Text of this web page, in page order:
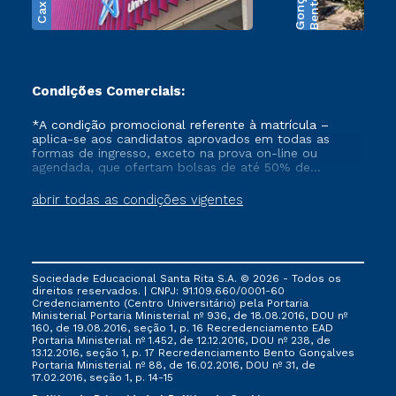
B
e
n
t
o
G
o
n
ç
a
l
v
e
Condições Comerciais:
abrir todas as condições vigentes
*A condição promocional referente à matrícula –
aplica-se aos candidatos aprovados em todas as
formas de ingresso, exceto na prova on-line ou
agendada, que ofertam bolsas de até 50% de
que ainda não tenham efetivado e/ou não tenham
cancelado ou trancado sua matrícula em uma das
FIES, Prouni e outros programas governamentais, e
não se acumula com nenhuma outra campanha
ofertada pela Instituição.
Sociedade Educacional Santa Rita S.A. © 2026 - Todos os
direitos reservados. | CNPJ: 91.109.660/0001-60
Credenciamento (Centro Universitário) pela Portaria
Ministerial Portaria Ministerial nº 936, de 18.08.2016, DOU nº
160, de 19.08.2016, seção 1, p. 16 Recredenciamento EAD
Portaria Ministerial nº 1.452, de 12.12.2016, DOU nº 238, de
13.12.2016, seção 1, p. 17 Recredenciamento Bento Gonçalves
Portaria Ministerial nº 88, de 16.02.2016, DOU nº 31, de
17.02.2016, seção 1, p. 14-15